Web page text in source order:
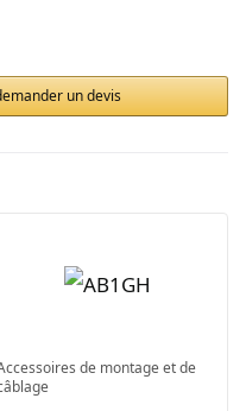
un devis
de montage et de